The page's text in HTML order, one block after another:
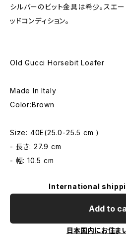
シルバーのビット金具は希少。スエ
ッドコンディション。
Old Gucci Horsebit Loafer
Made In Italy
Color:Brown
Size: 40E(25.0-25.5 cm )
- 長さ: 27.9 cm
- 幅: 10.5 cm
International
Add to
日本国内にお住ま